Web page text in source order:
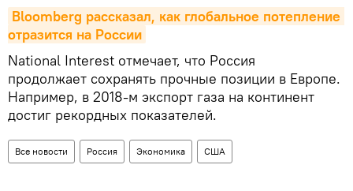
Bloomberg рассказал, как глобальное потепление
отразится на России
National Interest отмечает, что Россия
продолжает сохранять прочные позиции в Европе.
Например, в 2018-м экспорт газа на континент
достиг рекордных показателей.
Все новости Россия Экономика США